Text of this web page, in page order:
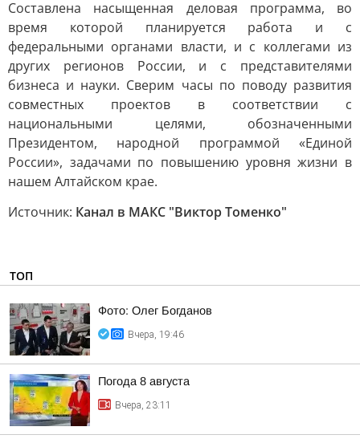
Составлена насыщенная деловая программа, во
время которой планируется работа и с
федеральными органами власти, и с коллегами из
других регионов России, и с представителями
бизнеса и науки. Сверим часы по поводу развития
совместных проектов в соответствии с
национальными целями, обозначенными
Президентом, народной программой «Единой
России», задачами по повышению уровня жизни в
нашем Алтайском крае.
Источник: Канал в МАКС "Виктор Томенко"
ТОП
Фото: Олег Богданов
Вчера, 19:46
Погода 8 августа
Вчера, 23:11